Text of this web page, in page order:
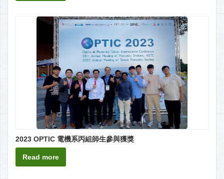
2023 OPTIC 電機系丙組師生參與獲獎
Read more